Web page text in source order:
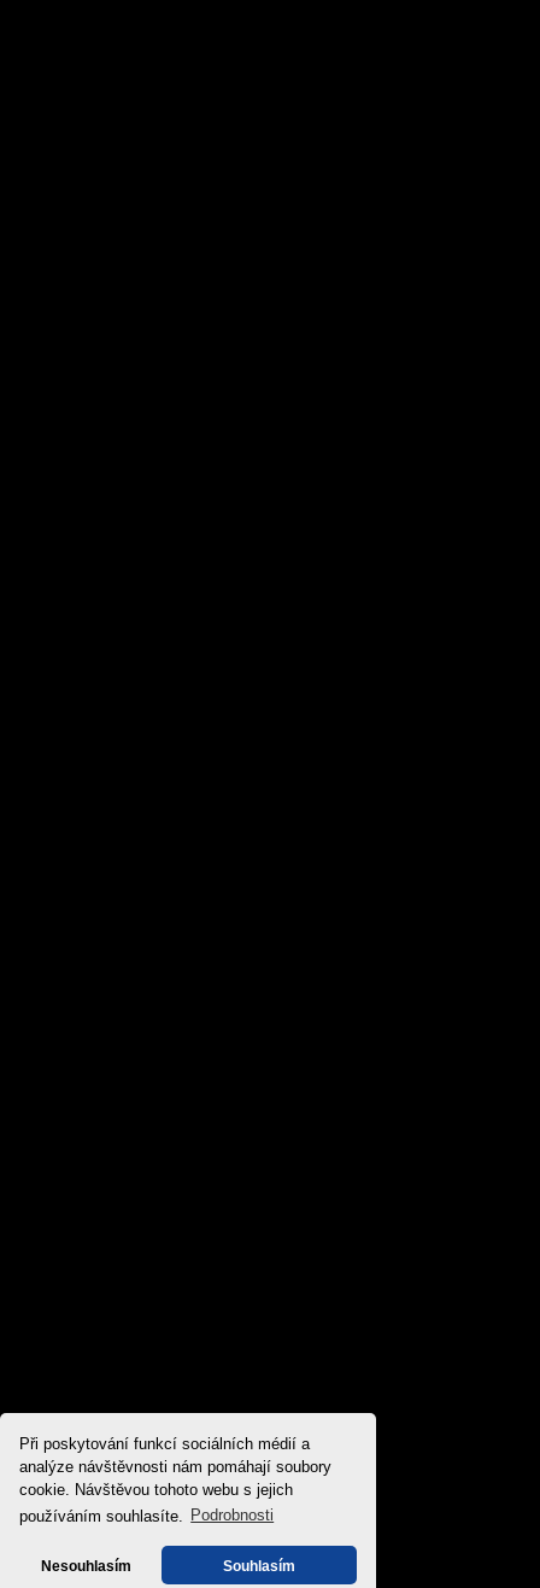
Při poskytování funkcí sociálních médií a
analýze návštěvnosti nám pomáhají soubory
cookie. Návštěvou tohoto webu s jejich
používáním souhlasíte.
Podrobnosti
Nesouhlasím Souhlasím